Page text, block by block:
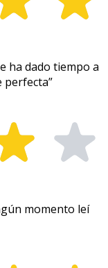
ha dado tiempo a
perfecta”
momento leí